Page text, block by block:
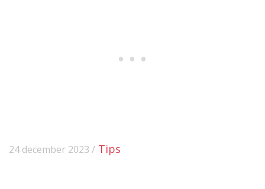
24 december 2023 / Tips